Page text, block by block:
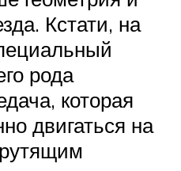
Кстати, на
рода
которая
двигаться на